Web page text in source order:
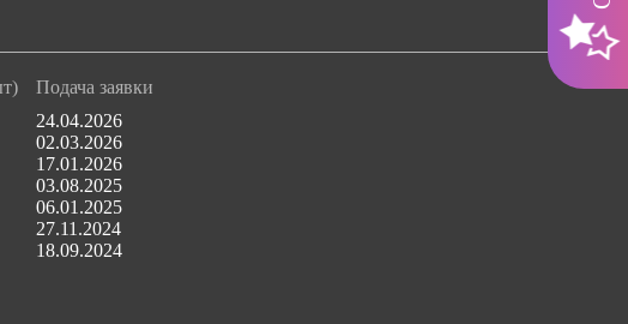
Подача заявки
24.04.2026
02.03.2026
17.01.2026
03.08.2025
06.01.2025
27.11.2024
18.09.2024